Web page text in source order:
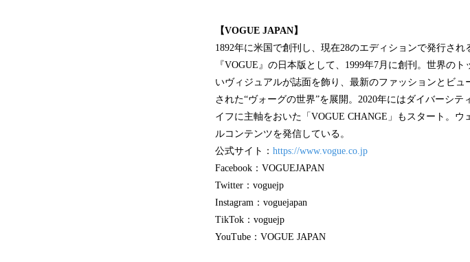
【VOGUE JAPAN】
1892年に米国で創刊し、現在28のエディションで発行さ
『VOGUE』の日本版として、1999年7月に創刊。世界の
いヴィジュアルが誌面を飾り、最新のファッションとビ
された“ヴォーグの世界”を展開。2020年にはダイバーシ
イフに主軸をおいた「VOGUE CHANGE」もスタート。
ルコンテンツを発信している。
公式サイト： https://www.vogue.co.jp
Facebook：VOGUEJAPAN
Twitter：voguejp
Instagram：voguejapan
TikTok：voguejp
YouTube：VOGUE JAPAN